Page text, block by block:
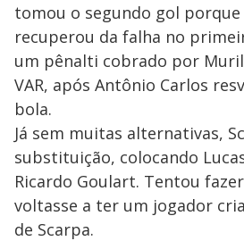
tomou o segundo gol porque
recuperou da falha no
um pênalti cobrado por
VAR, após Antônio Carlos
bola.
Já sem muitas alternativas,
substituição, colocando
Ricardo Goulart. Tentou
voltasse a ter um jogador
de Scarpa.